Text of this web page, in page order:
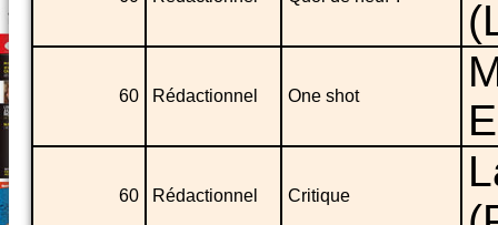
60 Rédactionnel One shot
60 Rédactionnel Critique